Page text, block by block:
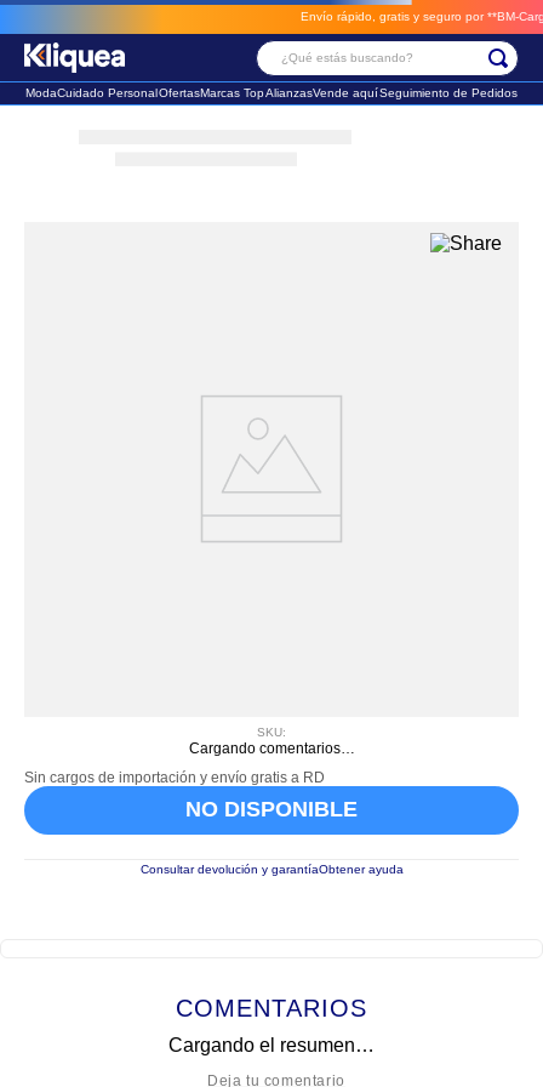
Envío rápido, gratis y seguro por **BM-Cargo**
¿Qué estás buscando?
ModaCuidado PersonalOfertasMarcas TopAlianzasVende aquíSeguimiento de Pedidos
SKU:
Cargando comentarios…
Sin cargos de importación y envío gratis a RD
NO DISPONIBLE
Consultar devolución y garantíaObtener ayuda
COMENTARIOS
Cargando el resumen…